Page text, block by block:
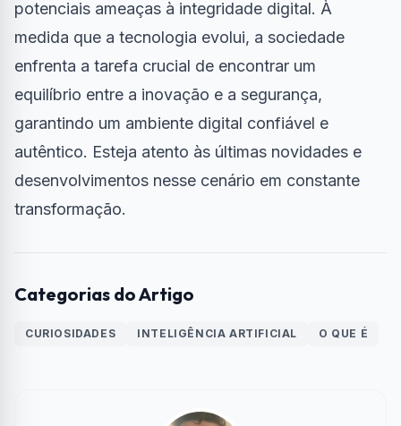
potenciais ameaças à integridade digital. À
medida que a tecnologia evolui, a sociedade
enfrenta a tarefa crucial de encontrar um
equilíbrio entre a inovação e a segurança,
garantindo um ambiente digital confiável e
autêntico. Esteja atento às últimas novidades e
desenvolvimentos nesse cenário em constante
transformação.
Categorias do Artigo
CURIOSIDADES INTELIGÊNCIA ARTIFICIAL O QUE É